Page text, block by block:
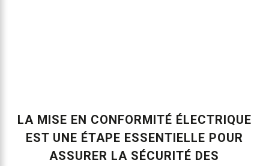
LA MISE EN CONFORMITÉ ÉLECTRIQUE
EST UNE ÉTAPE ESSENTIELLE POUR
ASSURER LA SÉCURITÉ DES